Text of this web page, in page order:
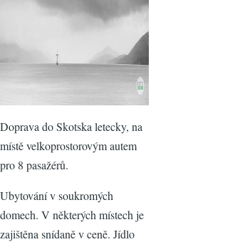
Doprava do Skotska letecky, na
místě velkoprostorovým autem
pro 8 pasažérů.
Ubytování v soukromých
domech. V některých místech je
zajištěna snídaně v ceně. Jídlo